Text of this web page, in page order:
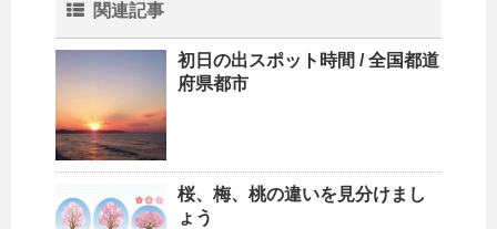
関連記事
初日の出スポット時間 / 全国都道
府県都市
桜、梅、桃の違いを見分けまし
ょう